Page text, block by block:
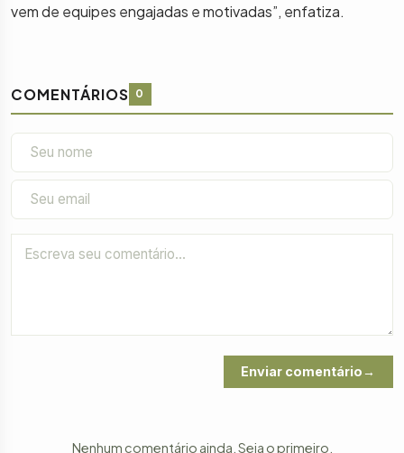
vem de equipes engajadas e motivadas”, enfatiza.
COMENTÁRIOS 0
Enviar comentário
Nenhum comentário ainda. Seja o primeiro.